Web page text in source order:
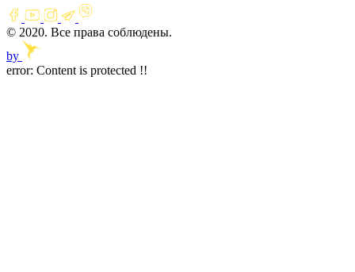
© 2020. Все права соблюдены.
by
error: Content is protected !!